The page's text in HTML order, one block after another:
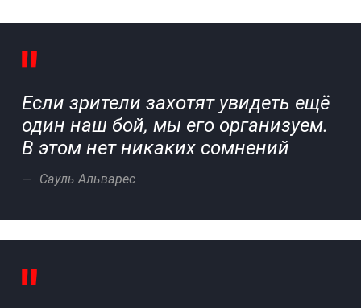
Если зрители захотят увидеть ещё
один наш бой, мы его организуем.
В этом нет никаких сомнений
Сауль Альварес